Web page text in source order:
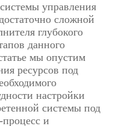
управления
сложной
глубокого
данного
мы опустим
ресурсов под
настройки
системы под
и